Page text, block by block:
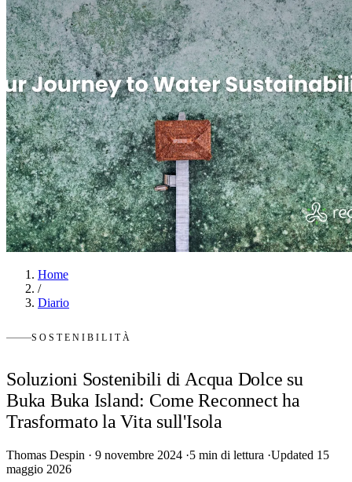
Home
/
Diario
SOSTENIBILITÀ
Soluzioni Sostenibili di Acqua Dolce su
Buka Buka Island: Come Reconnect ha
Trasformato la Vita sull'Isola
Thomas Despin · 9 novembre 2024 ·5 min di lettura ·Updated 15
maggio 2026